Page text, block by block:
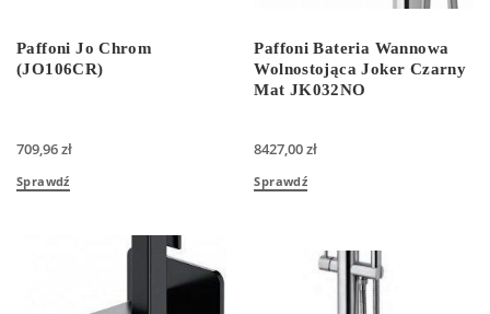
Paffoni Jo Chrom
(JO106CR)
709,96zł
Sprawdź
Paffoni Bateria Wannowa
Wolnostojąca Joker Czarny
Mat JK032NO
8427,00zł
Sprawdź